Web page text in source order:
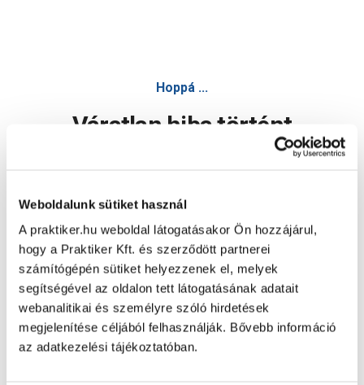
Weboldalunk sütiket használ
A praktiker.hu weboldal látogatásakor Ön hozzájárul,
hogy a Praktiker Kft. és szerződött partnerei
számítógépén sütiket helyezzenek el, melyek
segítségével az oldalon tett látogatásának adatait
webanalitikai és személyre szóló hirdetések
megjelenítése céljából felhasználják. Bővebb információ
az adatkezelési tájékoztatóban.
Hoppá ...
Váratlan hiba történt
Oldal újratöltése